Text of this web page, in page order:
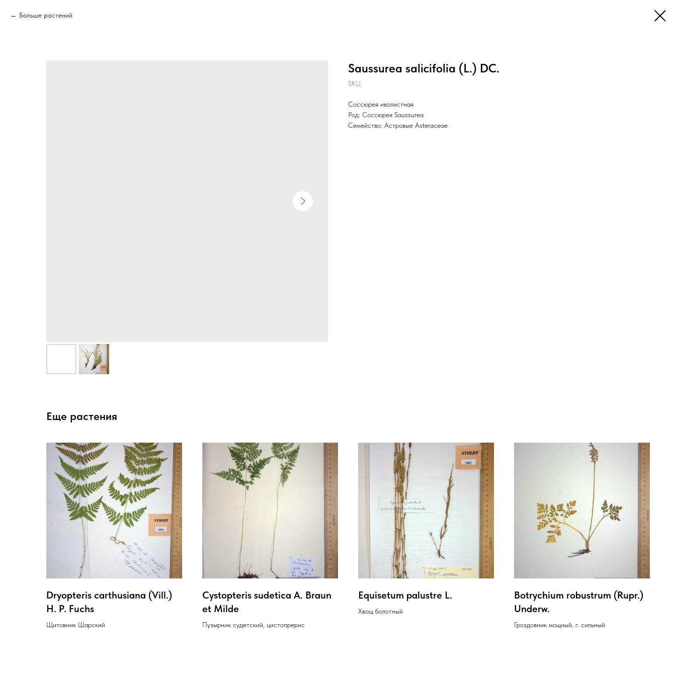
Больше растений
Saussurea salicifolia (L.) DC.
SKU:
Соссюрея иволистная
Род: Соссюрея Saussurea
Семейство: Астровые Asteraceae
Еще растения
Dryopteris carthusiana (Vill.)
H. P. Fuchs
Щитовник Шарский
Cystopteris sudetica A. Braun
et Milde
Пузырник судетский, цистопрерис
Equisetum palustre L.
Хвощ болотный
Botrychium robustrum (Rupr.)
Underw.
Гроздовник мощный, г. сильный